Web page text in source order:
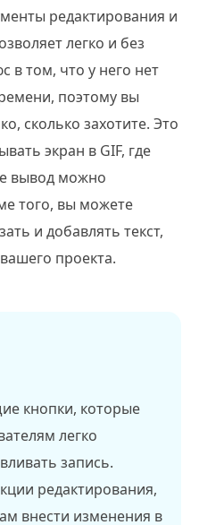
редактирования и
легко и без
в том, что у него нет
поэтому вы
сколько захотите. Это
экран в GIF, где
вывод можно
того, вы можете
и добавлять текст,
проекта.
кнопки, которые
легко
запись.
редактирования,
внести изменения в